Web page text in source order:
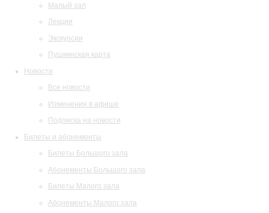
Малый зал
Лекции
Экскурсии
Пушкинская карта
Новости
Все новости
Изменения в афише
Подписка на новости
Билеты и абонементы
Билеты Большого зала
Абонементы Большого зала
Билеты Малого зала
Абонементы Малого зала